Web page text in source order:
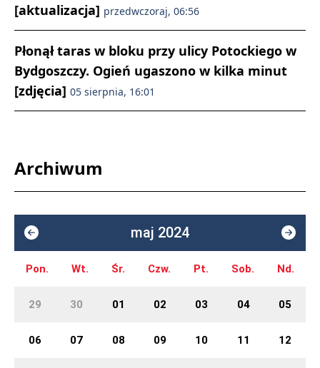
[aktualizacja] przedwczoraj, 06:56
Płonął taras w bloku przy ulicy Potockiego w
Bydgoszczy. Ogień ugaszono w kilka minut
[zdjęcia] 05 sierpnia, 16:01
Archiwum
maj 2024
Pon. Wt. Śr. Czw. Pt. Sob. Nd.
29 30 01 02 03 04 05
06 07 08 09 10 11 12